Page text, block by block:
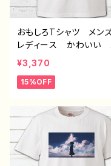
おもしろTシャツ メン
レディース かわいい
白Tシャツ ハリネズミ
物 イラスト おすす
個性的 イラストレータ
デザイン コラボ ネタ
ャツ オリジナル デザ
ン グッズ タイトル：
とハリネズミTシャツ
anami B-2
¥3,370
15%OFF